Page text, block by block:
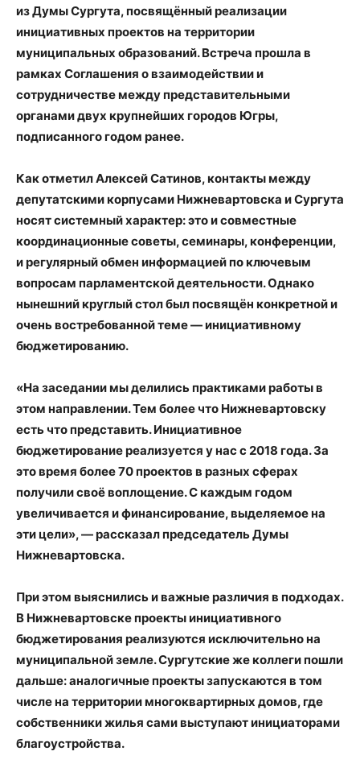
из Думы Сургута, посвящённый реализации
инициативных проектов на территории
муниципальных образований. Встреча прошла в
рамках Соглашения о взаимодействии и
сотрудничестве между представительными
органами двух крупнейших городов Югры,
подписанного годом ранее.
Как отметил Алексей Сатинов, контакты между
депутатскими корпусами Нижневартовска и Сургута
носят системный характер: это и совместные
координационные советы, семинары, конференции,
и регулярный обмен информацией по ключевым
вопросам парламентской деятельности. Однако
нынешний круглый стол был посвящён конкретной и
очень востребованной теме — инициативному
бюджетированию.
«На заседании мы делились практиками работы в
этом направлении. Тем более что Нижневартовску
есть что представить. Инициативное
бюджетирование реализуется у нас с 2018 года. За
это время более 70 проектов в разных сферах
получили своё воплощение. С каждым годом
увеличивается и финансирование, выделяемое на
эти цели», — рассказал председатель Думы
Нижневартовска.
При этом выяснились и важные различия в подходах.
В Нижневартовске проекты инициативного
бюджетирования реализуются исключительно на
муниципальной земле. Сургутские же коллеги пошли
дальше: аналогичные проекты запускаются в том
числе на территории многоквартирных домов, где
собственники жилья сами выступают инициаторами
благоустройства.